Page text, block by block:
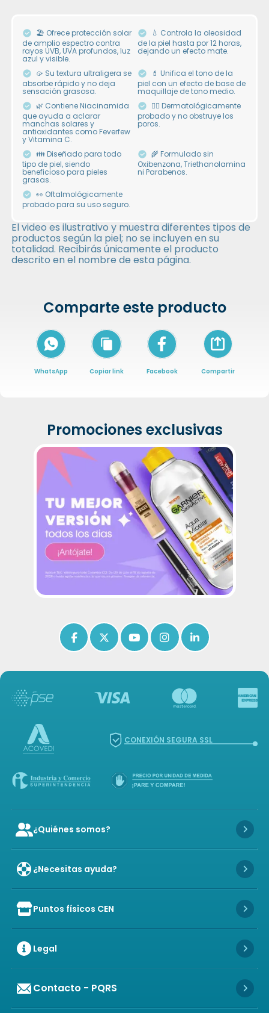
🏖 Ofrece protección solar
de amplio espectro contra
rayos UVB, UVA profundos, luz
azul y visible.
💧 Controla la oleosidad
de la piel hasta por 12 horas,
dejando un efecto mate.
🥠 Su textura ultraligera se
absorbe rápido y no deja
sensación grasosa.
💄 Unifica el tono de la
piel con un efecto de base de
maquillaje de tono medio.
🌿 Contiene Niacinamida
que ayuda a aclarar
manchas solares y
antioxidantes como Feverfew
y Vitamina C.
👩‍⚕️ Dermatológicamente
probado y no obstruye los
poros.
👪 Diseñado para todo
tipo de piel, siendo
beneficioso para pieles
grasas.
🌾 Formulado sin
Oxibenzona, Triethanolamina
ni Parabenos.
👀 Oftalmológicamente
probado para su uso seguro.
El video es ilustrativo y muestra diferentes tipos de
productos según la piel; no se incluyen en su
totalidad. Recibirás únicamente el producto
descrito en el nombre de esta página.
Comparte este producto
WhatsApp Copiar link Facebook
Icon of arrow-
Compartir
Promociones exclusivas
Icon of facebook-f
Icon of x-twitter
Icon of youtube
Icon of instagram
Icon of
CONEXIÓN SEGURA SSL
Icon of user-group
¿Quiénes somos? Icon
¿Necesitas ayuda? Icon
Icon of store
Puntos físicos CEN Icon
Legal Icon
Contacto - PQRS Icon